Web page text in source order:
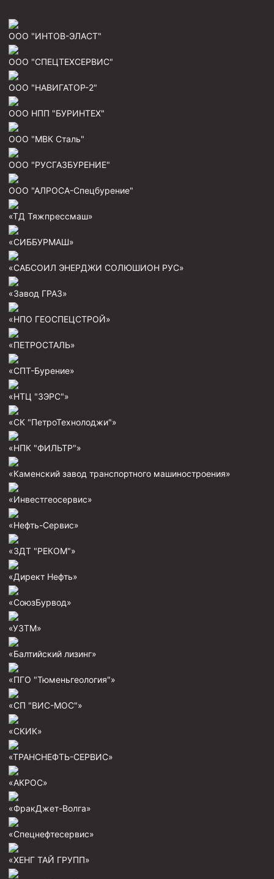
ООО "ИНТОВ-ЭЛАСТ"
ООО "СПЕЦТЕХСЕРВИС"
ООО "НАВИГАТОР-2"
ООО НПП "БУРИНТЕХ"
ООО "МВК Сталь"
ООО "РУСГАЗБУРЕНИЕ"
ООО "АЛРОСА-Спецбурение"
«ТД Тяжпрессмаш»
«СИББУРМАШ»
«САБСОИЛ ЭНЕРДЖИ СОЛЮШИОН РУС»
«Завод ГРАЗ»
«НПО ГЕОСПЕЦСТРОЙ»
«ПЕТРОСТАЛЬ»
«СПТ-Бурение»
«НТЦ "ЗЭРС"»
«СК "ПетроТехнолоджи"»
«НПК "ФИЛЬТР"»
«Каменский завод транспортного машиностроения»
«Инвестгеосервис»
«Нефть-Сервис»
«ЗДТ "РЕКОМ"»
«Директ Нефть»
«СоюзБурвод»
«УЗТМ»
«Балтийский лизинг»
«ПГО "Тюменьгеология"»
«СП "ВИС-МОС"»
«СКИК»
«ТРАНСНЕФТЬ-СЕРВИС»
«АКРОС»
«ФракДжет-Волга»
«Спецнефтесервис»
«ХЕНГ ТАЙ ГРУПП»